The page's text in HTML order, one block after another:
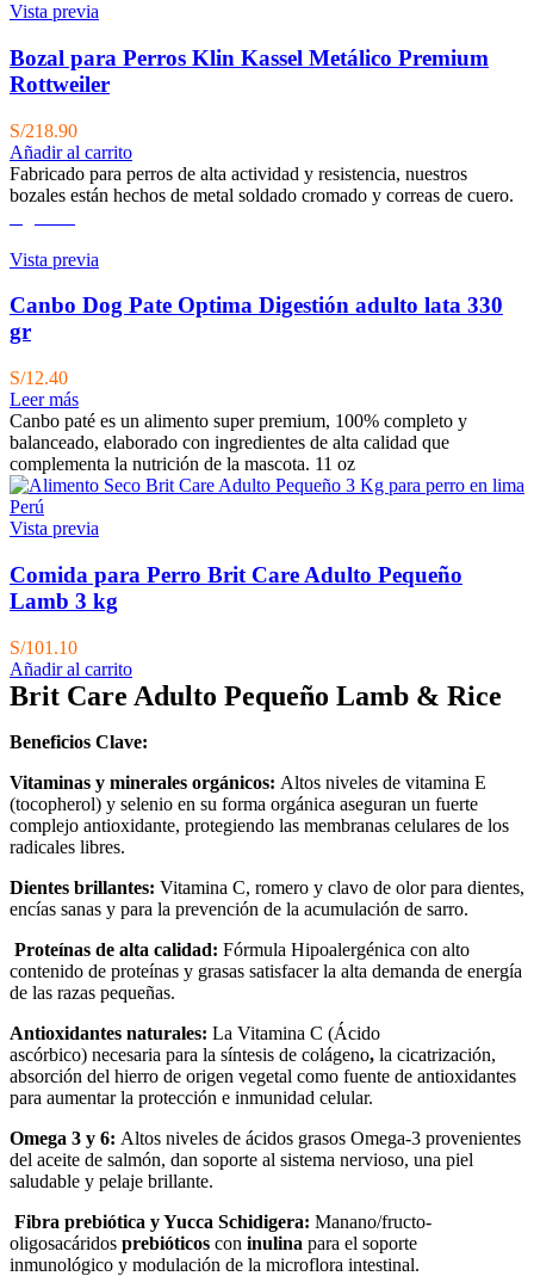
Vista previa
Bozal para Perros Klin Kassel Metálico Premium
Rottweiler
S/218.90
Añadir al carrito
Fabricado para perros de alta actividad y resistencia, nuestros
bozales están hechos de metal soldado cromado y correas de cuero.
Vista previa
Canbo Dog Pate Optima Digestión adulto lata 330
gr
S/12.40
Leer más
Canbo paté es un alimento super premium, 100% completo y
balanceado, elaborado con ingredientes de alta calidad que
complementa la nutrición de la mascota. 11 oz
Vista previa
Comida para Perro Brit Care Adulto Pequeño
Lamb 3 kg
S/101.10
Añadir al carrito
Brit Care Adulto Pequeño Lamb & Rice
Beneficios Clave:
Vitaminas y minerales orgánicos: Altos niveles de vitamina E
(tocopherol) y selenio en su forma orgánica aseguran un fuerte
complejo antioxidante, protegiendo las membranas celulares de los
radicales libres.
Dientes brillantes: Vitamina C, romero y clavo de olor para dientes,
encías sanas y para la prevención de la acumulación de sarro.
Proteínas de alta calidad: Fórmula Hipoalergénica con alto
contenido de proteínas y grasas satisfacer la alta demanda de energía
de las razas pequeñas.
Antioxidantes naturales: La Vitamina C (Ácido
ascórbico) necesaria para la síntesis de colágeno, la cicatrización,
absorción del hierro de origen vegetal como fuente de antioxidantes
para aumentar la protección e inmunidad celular.
Omega 3 y 6: Altos niveles de ácidos grasos Omega-3 provenientes
del aceite de salmón, dan soporte al sistema nervioso, una piel
saludable y pelaje brillante.
Fibra prebiótica y Yucca Schidigera: Manano/fructo-
oligosacáridos prebióticos con inulina para el soporte
inmunológico y modulación de la microflora intestinal.